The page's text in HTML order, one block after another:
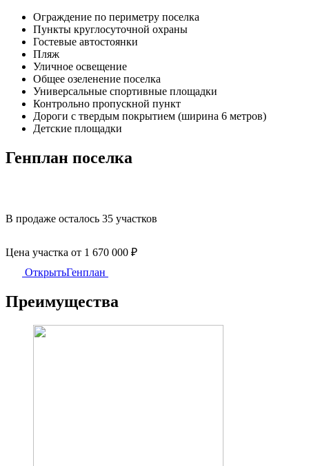
Ограждение по периметру поселка
Пункты круглосуточной охраны
Гостевые автостоянки
Пляж
Уличное освещение
Общее озеленение поселка
Универсальные спортивные площадки
Контрольно пропускной пункт
Дороги с твердым покрытием (ширина 6 метров)
Детские площадки
Генплан поселка
В продаже осталось 35 участков
Цена участка от 1 670 000 ₽
ОткрытьГенплан
Преимущества